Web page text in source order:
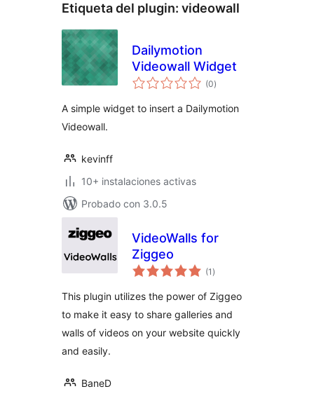
Etiqueta del plugin: videowall
Dailymotion
Videowall Widget
(0total
de
)
A simple widget to insert a Dailymotion
Videowall.
kevinff
10+ instalaciones activas
Probado con 3.0.5
VideoWalls for
Ziggeo
(1 total
de
)
This plugin utilizes the power of Ziggeo
to make it easy to share galleries and
walls of videos on your website quickly
and easily.
BaneD